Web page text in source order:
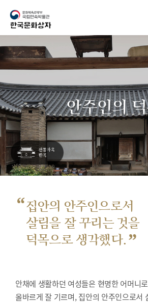
안주인의
“집안의 안주인으로서
살림을 잘 꾸리는 것을
덕목으로 생각했다. ”
안채에 생활하던 여성들은 현명한 어머니
올바르게 잘 기르며, 집안의 안주인으로서